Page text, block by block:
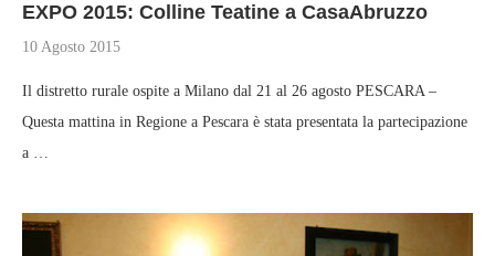
EXPO 2015: Colline Teatine a CasaAbruzzo
10 Agosto 2015
Il distretto rurale ospite a Milano dal 21 al 26 agosto PESCARA –
Questa mattina in Regione a Pescara è stata presentata la partecipazione
a …